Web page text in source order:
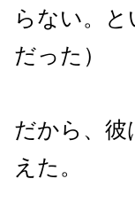
らない。
だった）
だから、彼
えた。